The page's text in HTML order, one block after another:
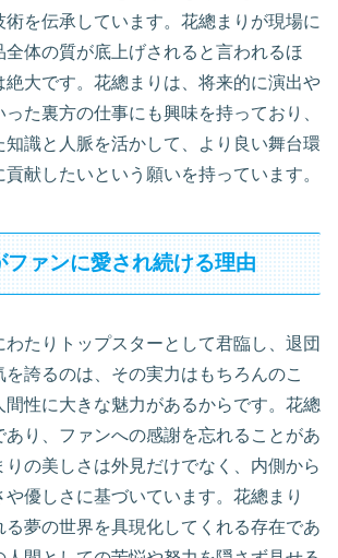
術を伝承しています。花總まりが現場に
全体の質が底上げされると言われるほ
絶大です。花總まりは、将来的に演出や
た裏方の仕事にも興味を持っており、
知識と人脈を活かして、より良い舞台環
献したいという願いを持っています。
ファンに愛され続ける理由
たりトップスターとして君臨し、退団
誇るのは、その実力はもちろんのこ
間性に大きな魅力があるからです。花總
あり、ファンへの感謝を忘れることがあ
りの美しさは外見だけでなく、内側から
優しさに基づいています。花總まり
る夢の世界を具現化してくれる存在であ